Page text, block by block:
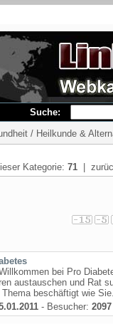
Suche:
/ Heilkunde &
Kategorie: 71 |
bei Pro
austauschen und Rat
beschäftigt wie
- Besucher: 2097